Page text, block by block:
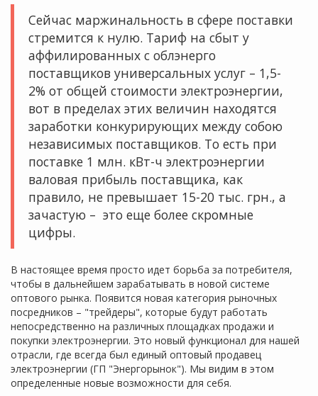
Сейчас маржинальность в сфере поставки
стремится к нулю. Тариф на сбыт у
аффилированных с облэнерго
поставщиков универсальных услуг – 1,5-
2% от общей стоимости электроэнергии,
вот в пределах этих величин находятся
заработки конкурирующих между собою
независимых поставщиков. То есть при
поставке 1 млн. кВт-ч электроэнергии
валовая прибыль поставщика, как
правило, не превышает 15-20 тыс. грн., а
зачастую – это еще более скромные
цифры.
В настоящее время просто идет борьба за потребителя,
чтобы в дальнейшем зарабатывать в новой системе
оптового рынка. Появится новая категория рыночных
посредников – "трейдеры", которые будут работать
непосредственно на различных площадках продажи и
покупки электроэнергии. Это новый функционал для нашей
отрасли, где всегда был единый оптовый продавец
электроэнергии (ГП "Энергорынок"). Мы видим в этом
определенные новые возможности для себя.